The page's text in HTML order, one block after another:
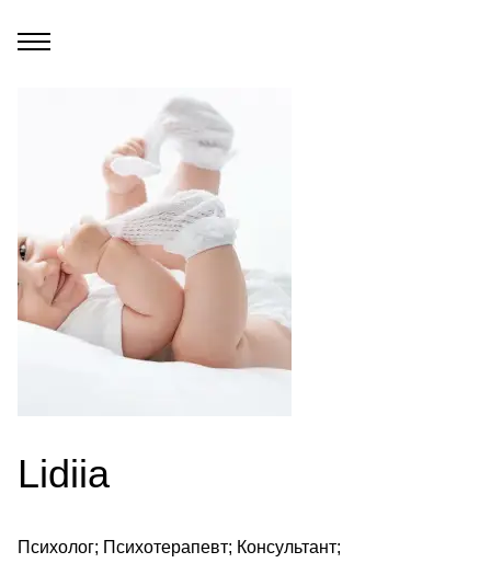
Lidiia
Психолог; Психотерапевт; Консультант;